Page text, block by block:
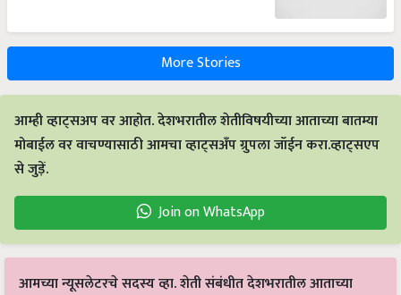
More Stories
आम्ही व्हाट्सअप वर आहोत. देशभरातील शेतीविषयीच्या आताच्या बातम्या
मोबाईल वर वाचण्यासाठी आमचा व्हाट्सअँप ग्रुपला जॉईन करा.व्हाट्सएप
से जुड़ें.
Join on WhatsApp
आमच्या न्यूसलेटरचे सदस्य व्हा. शेती संबंधीत देशभरातील आताच्या